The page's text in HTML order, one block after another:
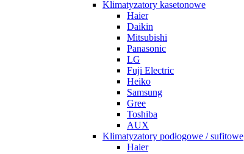
Klimatyzatory kasetonowe
Haier
Daikin
Mitsubishi
Panasonic
LG
Fuji Electric
Heiko
Samsung
Gree
Toshiba
AUX
Klimatyzatory podłogowe / sufitowe
Haier